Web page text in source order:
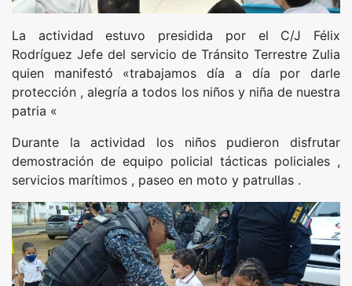
La actividad estuvo presidida por el C/J Félix
Rodríguez Jefe del servicio de Tránsito Terrestre Zulia
quien manifestó «trabajamos día a día por darle
protección , alegría a todos los niños y niña de nuestra
patria «
Durante la actividad los niños pudieron disfrutar
demostración de equipo policial tácticas policiales ,
servicios marítimos , paseo en moto y patrullas .